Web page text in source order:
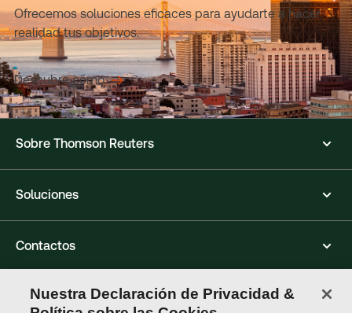
Ofrecemos soluciones eficaces para ayudarte a hacer
realidad tus objetivos.
Descubre cómo
Sobre Thomson Reuters
Soluciones
Contactos
Conéctate con nosotros
Nuestra Declaración de Privacidad &